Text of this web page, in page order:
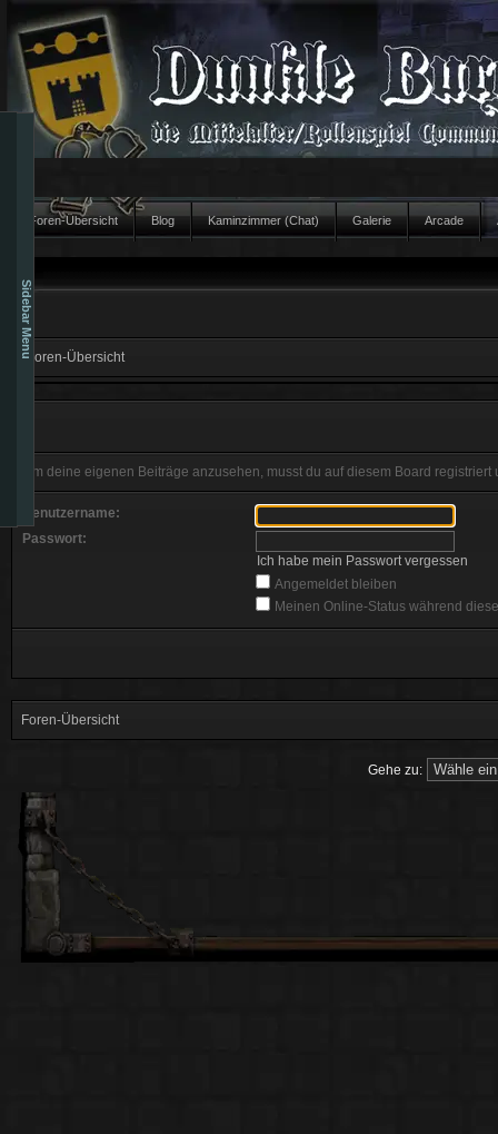
Sidebar Menu
Foren-Übersicht Blog Kaminzimmer (Chat) Galerie Arcade
Foren-Übersicht
Um deine eigenen Beiträge anzusehen, musst du auf diesem Board
Benutzername:
Passwort:
Ich habe mein Passwort vergessen
Angemeldet bleiben
Meinen Online-Status während
Foren-Übersicht
Gehe zu: